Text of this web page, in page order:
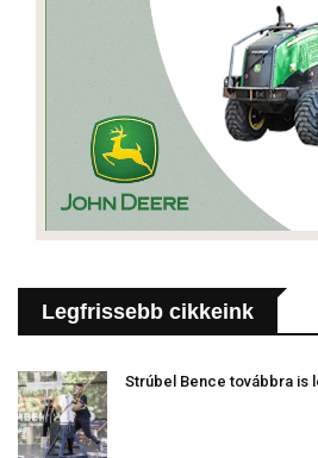
Legfrissebb cikkeink
Strúbel Bence továbbra is